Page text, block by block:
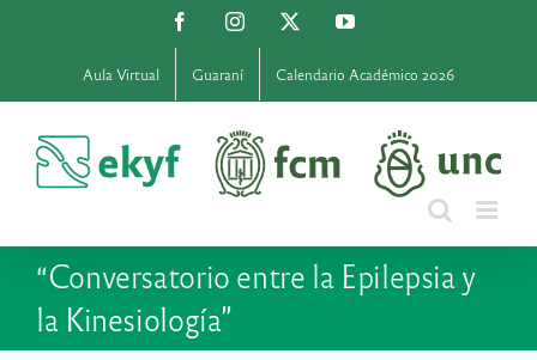
FacebookInstagram YouTube
Aula Virtual Guaraní Calendario Académico 2026
“Conversatorio entre la Epilepsia y
la Kinesiología”